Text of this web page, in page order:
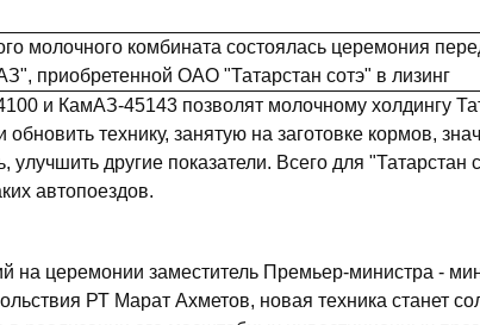
и КамАЗ-45143 позволят молочному холдингу
технику, занятую на заготовке кормов,
улучшить другие показатели. Всего для "Татарстан
автопоездов.
на церемонии заместитель Премьер-министра -
РТ Марат Ахметов, новая техника станет